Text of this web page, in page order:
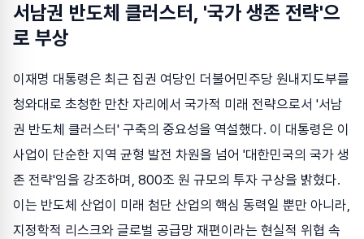
서남권 반도체 클러스터, '국가 생존 전략'으
로 부상
이재명 대통령은 최근 집권 여당인 더불어민주당 원내지도부를
청와대로 초청한 만찬 자리에서 국가적 미래 전략으로서 '서남
권 반도체 클러스터' 구축의 중요성을 역설했다. 이 대통령은 이
사업이 단순한 지역 균형 발전 차원을 넘어 '대한민국의 국가 생
존 전략'임을 강조하며, 800조 원 규모의 투자 구상을 밝혔다.
이는 반도체 산업이 미래 첨단 산업의 핵심 동력일 뿐만 아니라,
지정학적 리스크와 글로벌 공급망 재편이라는 현실적 위협 속